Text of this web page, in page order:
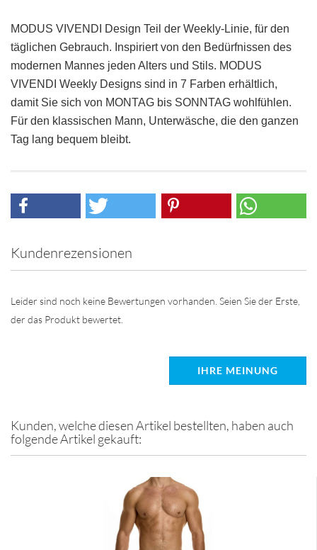
MODUS VIVENDI Design Teil der Weekly-Linie, für den
täglichen Gebrauch. Inspiriert von den Bedürfnissen des
modernen Mannes jeden Alters und Stils. MODUS
VIVENDI Weekly Designs sind in 7 Farben erhältlich,
damit Sie sich von MONTAG bis SONNTAG wohlfühlen.
Für den klassischen Mann, Unterwäsche, die den ganzen
Tag lang bequem bleibt.
Kundenrezensionen
Leider sind noch keine Bewertungen vorhanden. Seien Sie der Erste,
der das Produkt bewertet.
IHRE MEINUNG
Kunden, welche diesen Artikel bestellten, haben auch
folgende Artikel gekauft: